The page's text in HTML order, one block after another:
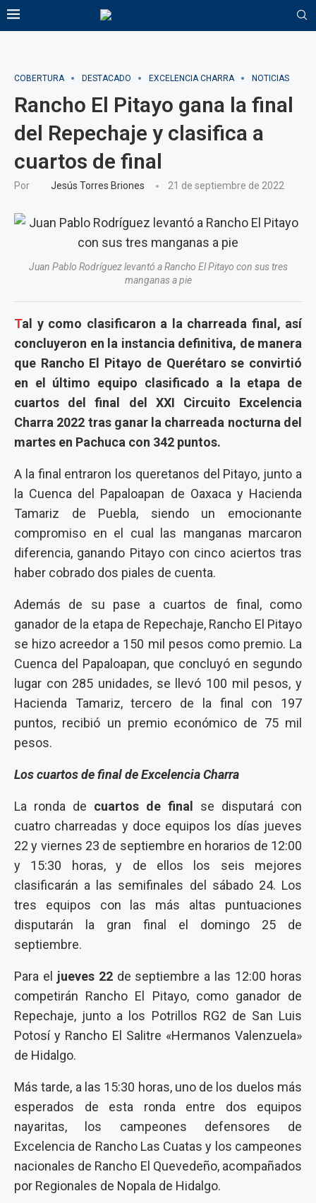
COBERTURA DESTACADO EXCELENCIA CHARRA NOTICIAS
Rancho El Pitayo gana la final
del Repechaje y clasifica a
cuartos de final
Por Jesús Torres Briones 21 de septiembre de 2022
Juan Pablo Rodríguez levantó a Rancho El Pitayo con sus tres
manganas a pie
Tal y como clasificaron a la charreada final, así
concluyeron en la instancia definitiva, de manera
que Rancho El Pitayo de Querétaro se convirtió
en el último equipo clasificado a la etapa de
cuartos del final del XXI Circuito Excelencia
Charra 2022 tras ganar la charreada nocturna del
martes en Pachuca con 342 puntos.
A la final entraron los queretanos del Pitayo, junto a
la Cuenca del Papaloapan de Oaxaca y Hacienda
Tamariz de Puebla, siendo un emocionante
compromiso en el cual las manganas marcaron
diferencia, ganando Pitayo con cinco aciertos tras
haber cobrado dos piales de cuenta.
Además de su pase a cuartos de final, como
ganador de la etapa de Repechaje, Rancho El Pitayo
se hizo acreedor a 150 mil pesos como premio. La
Cuenca del Papaloapan, que concluyó en segundo
lugar con 285 unidades, se llevó 100 mil pesos, y
Hacienda Tamariz, tercero de la final con 197
puntos, recibió un premio económico de 75 mil
pesos.
Los cuartos de final de Excelencia Charra
La ronda de cuartos de final
se disputará con
cuatro charreadas y doce equipos los días jueves
22 y viernes 23 de septiembre en horarios de 12:00
y 15:30 horas, y de ellos los seis mejores
clasificarán a las semifinales del sábado 24. Los
tres equipos con las más altas puntuaciones
disputarán la gran final el domingo 25 de
septiembre.
Para el jueves 22de septiembre a las 12:00 horas
competirán Rancho El Pitayo, como ganador de
Repechaje, junto a los Potrillos RG2 de San Luis
Potosí y Rancho El Salitre «Hermanos Valenzuela»
de Hidalgo.
Más tarde, a las 15:30 horas, uno de los duelos más
esperados de esta ronda entre dos equipos
nayaritas, los campeones defensores de
Excelencia de Rancho Las Cuatas y los campeones
nacionales de Rancho El Quevedeño, acompañados
por Regionales de Nopala de Hidalgo.